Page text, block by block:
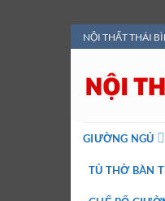
Bỏ
qua
nội
dung
NỘI THẤT THÁI
GIƯỜNG NGỦ
TỦ THỜ BÀN